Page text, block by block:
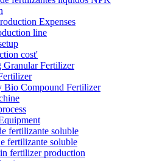
Expenses
line
cost'
Fertilizer
Compound Fertilizer
fertilizante soluble
fertilizante soluble
fertilizer production